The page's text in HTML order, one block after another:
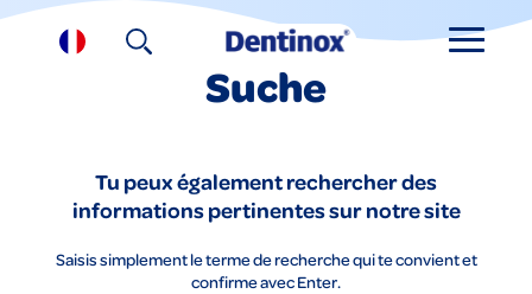
Suche
Tu peux également rechercher des
informations pertinentes sur notre site
Saisis simplement le terme de recherche qui te convient et
confirme avec Enter.